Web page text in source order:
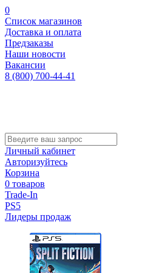
0
Список магазинов
Доставка и оплата
Предзаказы
Наши новости
Вакансии
8 (800) 700-44-41
Личный кабинет
Авторизуйтесь
Корзина
0 товаров
Trade-In
PS5
Лидеры продаж